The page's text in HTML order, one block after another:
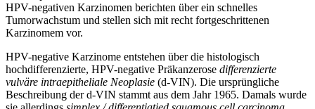
HPV-negativen Karzinomen berichten über ein schnelles
Tumorwachstum und stellen sich mit recht fortgeschrittenen
Karzinomem vor.
HPV-negative Karzinome entstehen über die histologisch
hochdifferenzierte, HPV-negative Präkanzerose differenzierte
vulväre intraepitheliale Neoplasie (d-VIN). Die ursprüngliche
Beschreibung der d-VIN stammt aus dem Jahr 1965. Damals wurde